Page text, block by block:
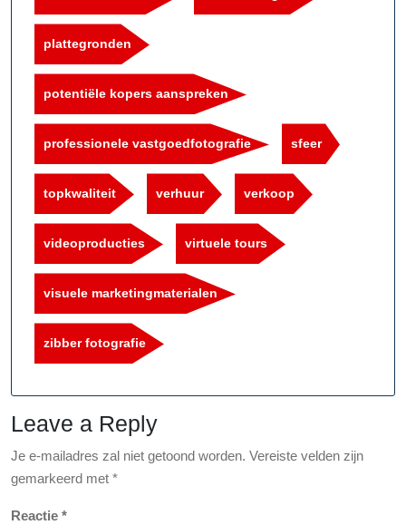
plattegronden
potentiële kopers aanspreken
professionele vastgoedfotografie sfeer
topkwaliteit verhuur verkoop
videoproducties virtuele tours
visuele marketingmaterialen
zibber fotografie
Leave a Reply
Je e-mailadres zal niet getoond worden. Vereiste velden zijn
gemarkeerd met *
Reactie *